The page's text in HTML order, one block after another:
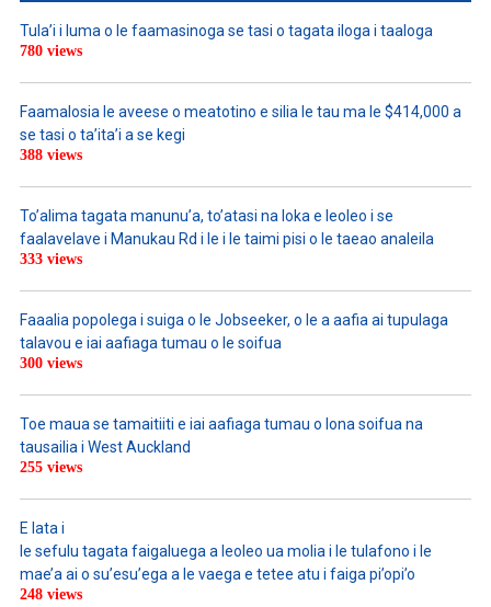
Tula’i i luma o le faamasinoga se tasi o tagata iloga i taaloga
780 views
Faamalosia le aveese o meatotino e silia le tau ma le $414,000 a
se tasi o ta’ita’i a se kegi
388 views
To’alima tagata manunu’a, to’atasi na loka e leoleo i se
faalavelave i Manukau Rd i le i le taimi pisi o le taeao analeila
333 views
Faaalia popolega i suiga o le Jobseeker, o le a aafia ai tupulaga
talavou e iai aafiaga tumau o le soifua
300 views
Toe maua se tamaitiiti e iai aafiaga tumau o lona soifua na
tausailia i West Auckland
255 views
E lata i
le sefulu tagata faigaluega a leoleo ua molia i le tulafono i le
mae’a ai o su’esu’ega a le vaega e tetee atu i faiga pi’opi’o
248 views